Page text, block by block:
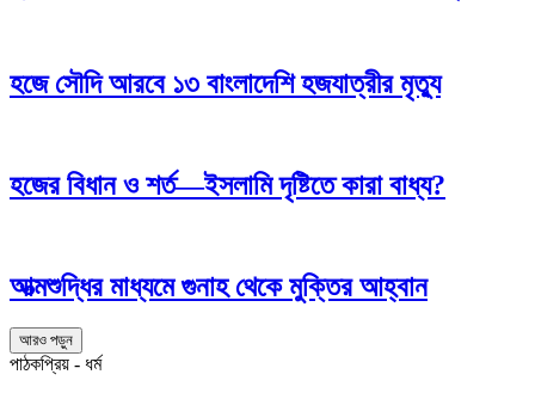
হজে সৌদি আরবে ১৩ বাংলাদেশি হজযাত্রীর মৃত্যু
হজের বিধান ও শর্ত—ইসলামি দৃষ্টিতে কারা বাধ্য?
আত্মশুদ্ধির মাধ্যমে গুনাহ থেকে মুক্তির আহ্বান
আরও পড়ুন
পাঠকপ্রিয় - ধর্ম